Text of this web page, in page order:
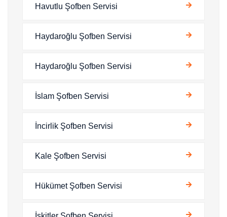
Havutlu Şofben Servisi
Haydaroğlu Şofben Servisi
Haydaroğlu Şofben Servisi
İslam Şofben Servisi
İncirlik Şofben Servisi
Kale Şofben Servisi
Hükümet Şofben Servisi